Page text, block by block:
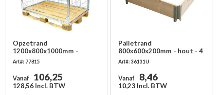
Opzetrand
1200x800x1000mm -
metaal - verzinkt,
inklapbaar
Art#: 77815
Vanaf 106,25
128,56 Incl. BTW
Palletrand
800x600x200mm - hout - 4
scharnieren, gebruikt
Art#: 36131U
Vanaf 8,46
10,23 Incl. BTW